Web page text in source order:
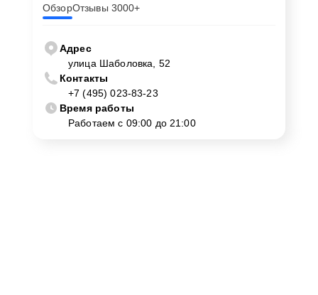
ОбзорОтзывы 3000+
Адрес
улица Шаболовка, 52
Контакты
+7 (495) 023-83-23
Время работы
Работаем с 09:00 до 21:00